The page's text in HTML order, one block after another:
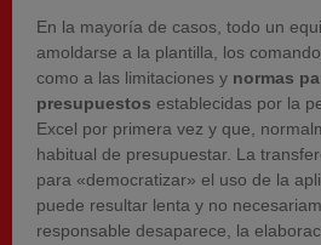
En la mayoría de casos, todo un
amoldarse a la plantilla, los
como a las limitaciones y normas
presupuestos establecidas por la
Excel por primera vez y que,
habitual de presupuestar. La
para «democratizar» el uso de la
puede resultar lenta y no
responsable desaparece, la